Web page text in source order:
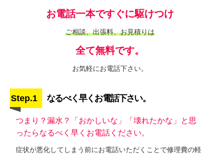
お電話一本ですぐに駆けつけ
ご相談、出張料、お見積りは
全て無料です。
お気軽にお電話下さい。
Step.1 なるべく早くお電話下さい。
つまり？漏水？「おかしいな」「壊れたかな」と思
ったらなるべく早くお電話ください。
症状が悪化してしまう前にお電話いただくことで修理費の軽